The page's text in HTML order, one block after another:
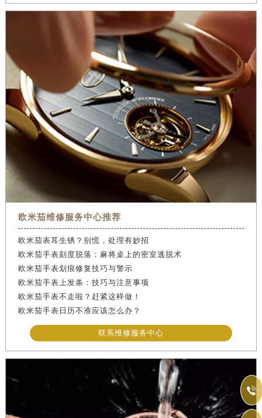
欧米茄维修服务中心推荐
欧米茄表耳生锈？别慌，处理有妙招
欧米茄手表刻度脱落：麻将桌上的密室逃脱术
欧米茄手表划痕修复技巧与警示
欧米茄手表上发条：技巧与注意事项
欧米茄手表不走啦？赶紧这样做！
欧米茄手表日历不准应该怎么办？
联系维修服务中心
